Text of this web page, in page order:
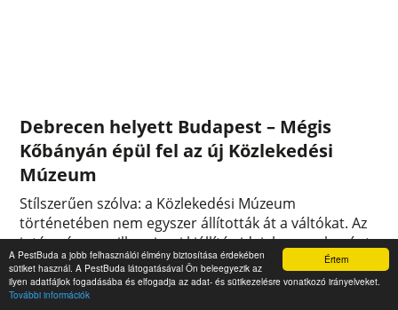
Értem
A PestBuda a jobb felhasználói élmény biztosítása érdekében
sütiket használ. A PestBuda látogatásával Ön beleegyezik az
ilyen adatfájlok fogadásába és elfogadja az adat- és sütikezelésre vonatkozó irányelveket.
További információk
Debrecen helyett Budapest – Mégis
Kőbányán épül fel az új Közlekedési
Múzeum
Stílszerűen szólva: a Közlekedési Múzeum
történetében nem egyszer állították át a váltókat. Az
intézmény a millenniumi kiállítás ideiglenesnek szánt
közlekedési csarnokának átépítése után nyílt meg a
Városligetben 1899-ben. A második világháborúban
súlyosan megrongálódott, kis híján lebontották,